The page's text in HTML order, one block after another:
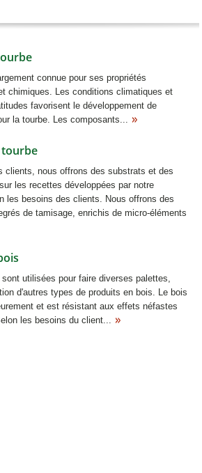
connue pour ses propriétés
chimiques. Les conditions climatiques et
favorisent le développement de
la tourbe. Les composants...
tourbe
clients, nous offrons des substrats et des
les recettes développées par notre
les besoins des clients. Nous offrons des
de tamisage, enrichis de micro-éléments
utilisées pour faire diverses palettes,
d'autres types de produits en bois. Le bois
et est résistant aux effets néfastes
les besoins du client...